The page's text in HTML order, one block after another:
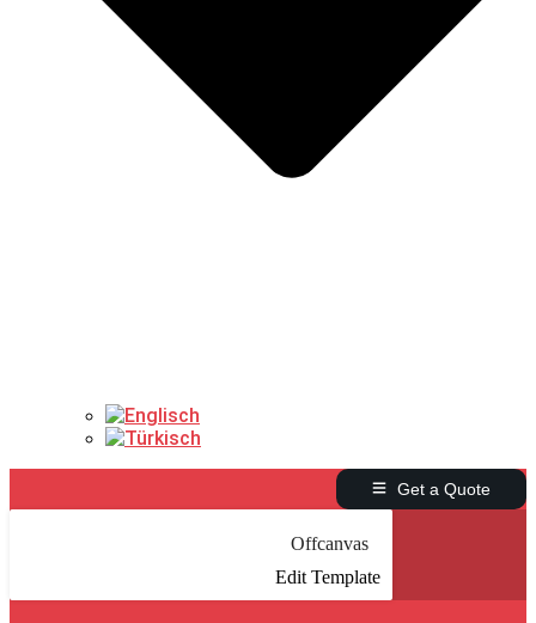
Get a Quote
Offcanvas
Edit Template